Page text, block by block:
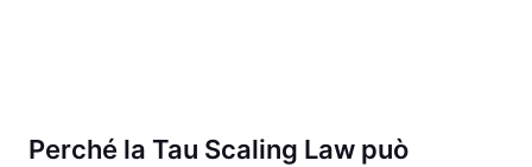
Perché la Tau Scaling Law può